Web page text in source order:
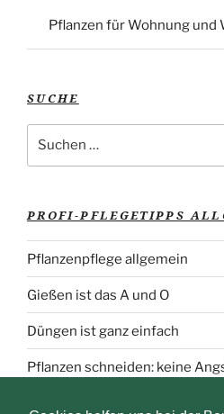
Pflanzen für Wohnung
SUCHE
nach:
PROFI-PFLEGETIPPS
Pflanzenpflege allgemein
Gießen ist das A und O
Düngen ist ganz einfach
Pflanzen schneiden: keine